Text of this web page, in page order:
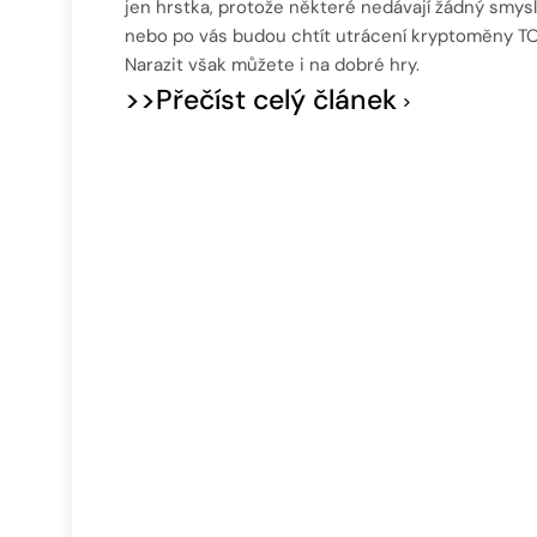
jen hrstka, protože některé nedávají žádný smysl
nebo po vás budou chtít utrácení kryptoměny
Narazit však můžete i na dobré hry.
>>Přečíst celý článek